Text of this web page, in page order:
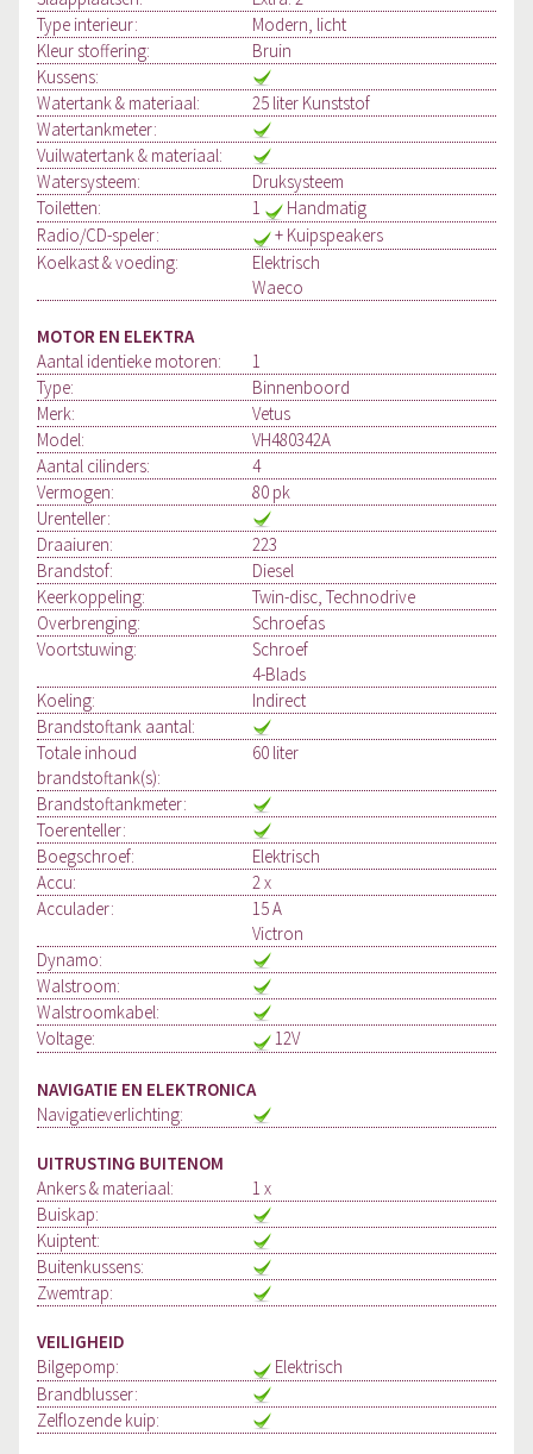
Type interieur:
Modern, licht
Kleur stoffering:
Bruin
Kussens:
Watertank & materiaal:
25 liter Kunststof
Watertankmeter:
Vuilwatertank & materiaal:
Watersysteem:
Druksysteem
Toiletten:
1
Handmatig
Radio/CD-speler:
+ Kuipspeakers
Koelkast & voeding:
Elektrisch
Waeco
MOTOR EN ELEKTRA
Aantal identieke motoren:
1
Type:
Binnenboord
Merk:
Vetus
Model:
VH480342A
Aantal cilinders:
4
Vermogen:
80 pk
Urenteller:
Draaiuren:
223
Brandstof:
Diesel
Keerkoppeling:
Twin-disc, Technodrive
Overbrenging:
Schroefas
Voortstuwing:
Schroef
4-Blads
Koeling:
Indirect
Brandstoftank aantal:
Totale inhoud
brandstoftank(s):
60 liter
Brandstoftankmeter:
Toerenteller:
Boegschroef:
Elektrisch
Accu:
2 x
Acculader:
15 A
Victron
Dynamo:
Walstroom:
Walstroomkabel:
Voltage:
12V
NAVIGATIE EN ELEKTRONICA
Navigatieverlichting:
UITRUSTING BUITENOM
Ankers & materiaal:
1 x
Buiskap:
Kuiptent:
Buitenkussens:
Zwemtrap:
VEILIGHEID
Bilgepomp:
Elektrisch
Brandblusser:
Zelflozende kuip: